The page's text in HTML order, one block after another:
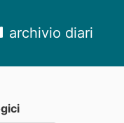
archivio diari